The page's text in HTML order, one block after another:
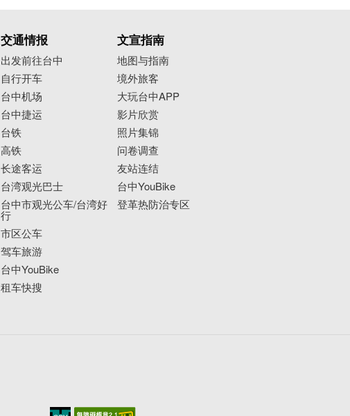
交通情报
出发前往台中
自行开车
台中机场
台中捷运
台铁
高铁
长途客运
台湾观光巴士
台中市观光公车/台湾好
行
市区公车
驾车旅游
台中YouBike
租车快搜
文宣指南
地图与指南
境外旅客
大玩台中APP
影片欣赏
照片集锦
问卷调查
友站连结
台中YouBike
登革热防治专区